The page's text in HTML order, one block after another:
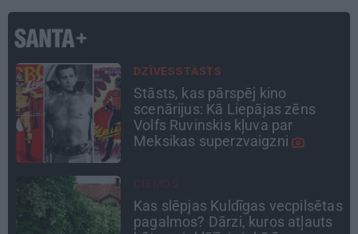
ATRADUMS
Virziens – jūra: Lauderu
ģimenes bezbēdīgi laiskā miera
osta Pūrciemā
«Manā kabinetā bijusi teju visa
Liepāja.» Ārste Ingrīda